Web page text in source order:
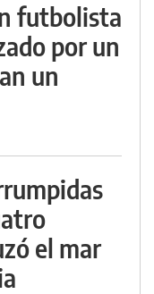
futbolista
por un
un
el mar